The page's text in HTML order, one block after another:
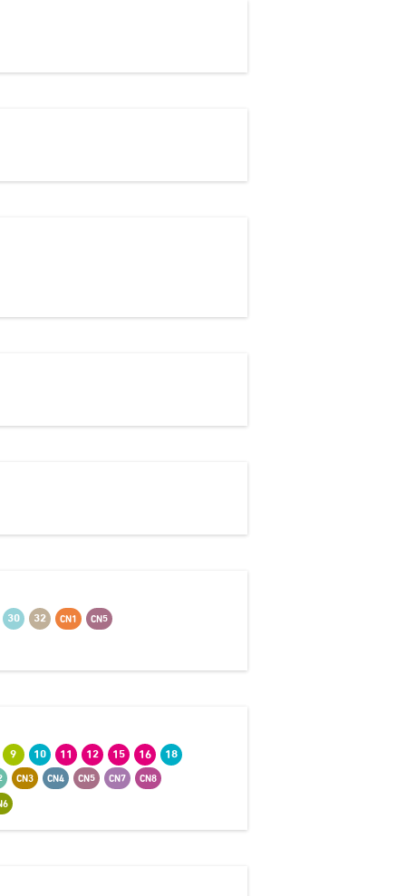
30 32 CN1 CN5
9 10 11 12 15 16
18
CN3 CN4 CN5 CN7 CN8